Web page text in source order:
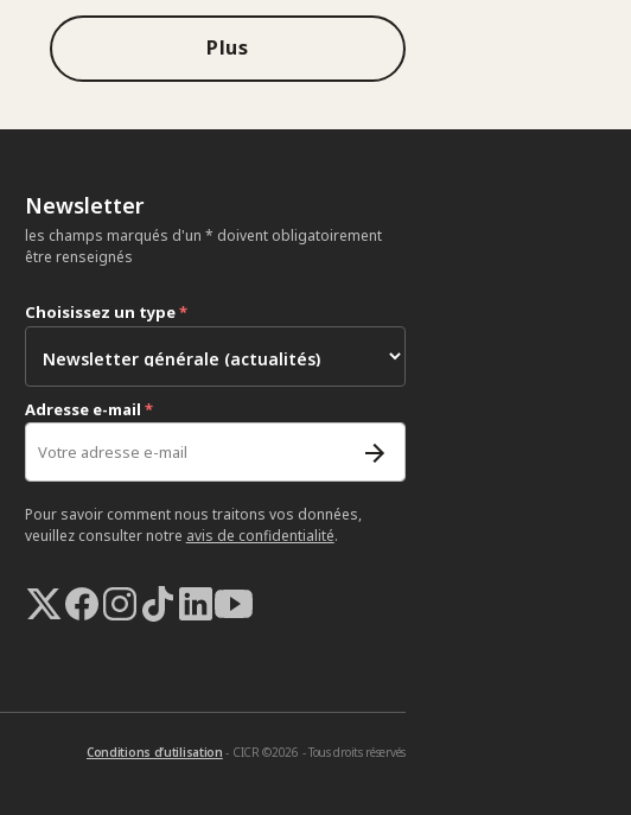
Plus
Newsletter
les champs marqués d'un * doivent obligatoirement
être renseignés
Choisissez un type*
Adresse e-mail *
Pour savoir comment nous traitons vos données,
veuillez consulter notre avis de confidentialité.
Conditions d’utilisation - CICR ©2026 - Tous droits réservés